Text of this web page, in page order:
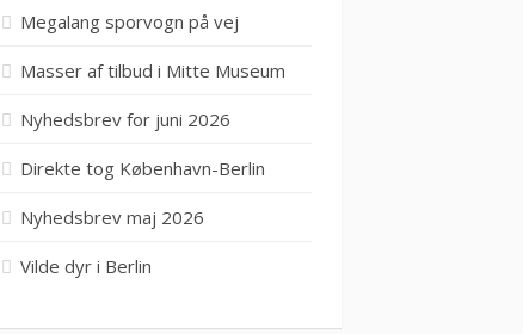
Megalang sporvogn på vej
Masser af tilbud i Mitte Museum
Nyhedsbrev for juni 2026
Direkte tog København-Berlin
Nyhedsbrev maj 2026
Vilde dyr i Berlin